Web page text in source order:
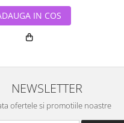
IN COS
NEWSLETTER
ofertele si promotiile noastre